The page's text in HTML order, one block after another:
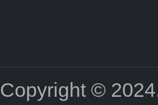
Copyright ©